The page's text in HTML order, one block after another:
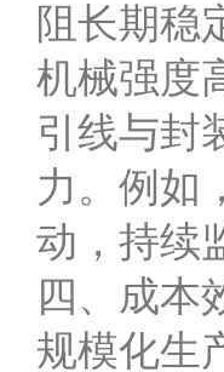
阻长期稳
机械强度
引线与封
力。例如
动，持续
四、成本
规模化生